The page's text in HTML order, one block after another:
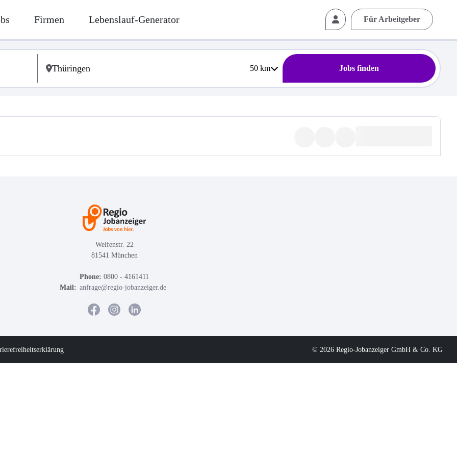
Firmen Lebenslauf-Generator Für Arbeitgeber
50km Jobs finden
Welfenstr. 22
81541 München
Phone: 0800 - 4161411
Mail: anfrage@regio-jobanzeiger.de
© 2026 Regio-Jobanzeiger GmbH & Co. KG